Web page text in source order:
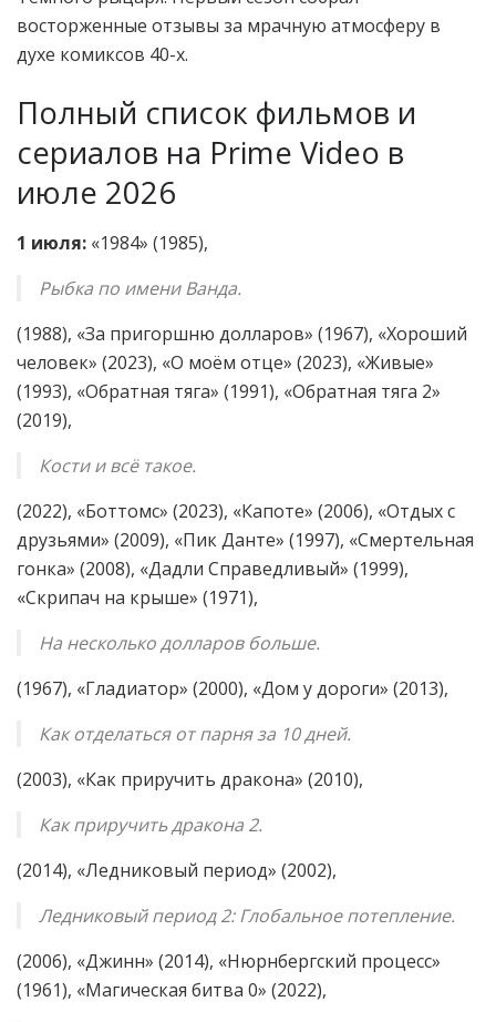
восторженные отзывы за мрачную атмосферу в
духе комиксов 40-х.
Полный список фильмов и
сериалов на Prime Video в
июле 2026
1 июля: «1984» (1985),
Рыбка по имени Ванда.
(1988), «За пригоршню долларов» (1967), «Хороший
человек» (2023), «О моём отце» (2023), «Живые»
(1993), «Обратная тяга» (1991), «Обратная тяга 2»
(2019),
Кости и всё такое.
(2022), «Боттомс» (2023), «Капоте» (2006), «Отдых с
друзьями» (2009), «Пик Данте» (1997), «Смертельная
гонка» (2008), «Дадли Справедливый» (1999),
«Скрипач на крыше» (1971),
На несколько долларов больше.
(1967), «Гладиатор» (2000), «Дом у дороги» (2013),
Как отделаться от парня за 10 дней.
(2003), «Как приручить дракона» (2010),
Как приручить дракона 2.
(2014), «Ледниковый период» (2002),
Ледниковый период 2: Глобальное потепление.
(2006), «Джинн» (2014), «Нюрнбергский процесс»
(1961), «Магическая битва 0» (2022),